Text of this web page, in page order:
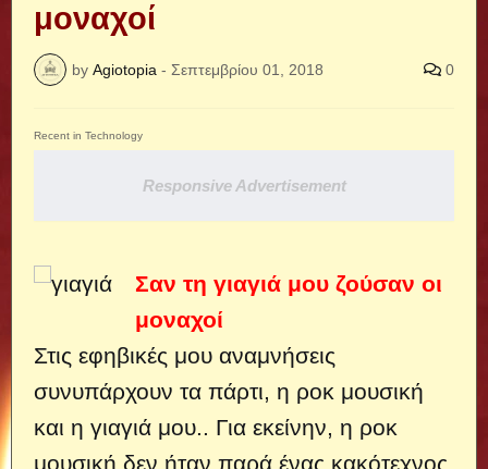
μοναχοί
by Agiotopia - Σεπτεμβρίου 01, 2018 0
Recent in Technology
Responsive Advertisement
Σαν τη γιαγιά μου ζούσαν οι
μοναχοί
Στις εφηβικές μου αναμνήσεις
συνυπάρχουν τα πάρτι, η ροκ μουσική
και η γιαγιά μου.. Για εκείνην, η ροκ
μουσική δεν ήταν παρά ένας κακότεχνος